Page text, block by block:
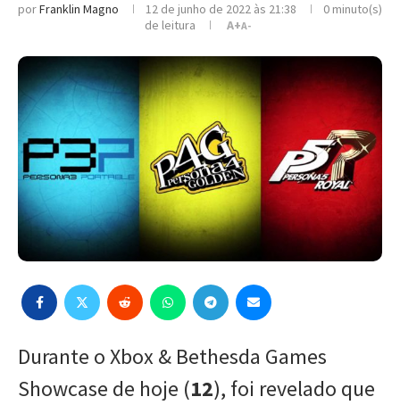
porFranklin Magno 12 de junho de 2022 às 21:38
0 minuto(s)
de leitura
A+A-
Durante o Xbox & Bethesda Games
Showcase de hoje (12), foi revelado que